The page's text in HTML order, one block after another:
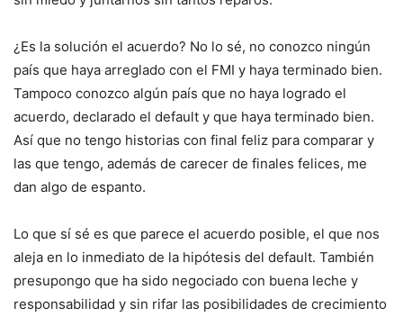
¿Es la solución el acuerdo? No lo sé, no conozco ningún
país que haya arreglado con el FMI y haya terminado bien.
Tampoco conozco algún país que no haya logrado el
acuerdo, declarado el default y que haya terminado bien.
Así que no tengo historias con final feliz para comparar y
las que tengo, además de carecer de finales felices, me
dan algo de espanto.
Lo que sí sé es que parece el acuerdo posible, el que nos
aleja en lo inmediato de la hipótesis del default. También
presupongo que ha sido negociado con buena leche y
responsabilidad y sin rifar las posibilidades de crecimiento